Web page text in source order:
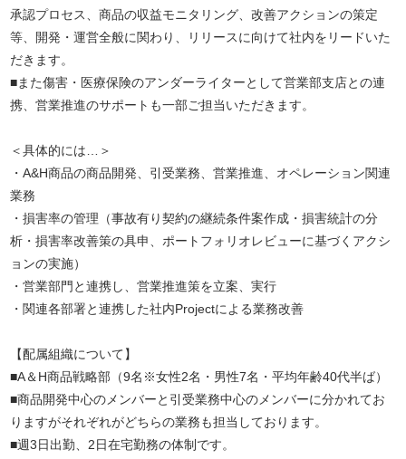
承認プロセス、商品の収益モニタリング、改善アクションの策定
等、開発・運営全般に関わり、リリースに向けて社内をリードいた
だきます。
■また傷害・医療保険のアンダーライターとして営業部支店との連
携、営業推進のサポートも一部ご担当いただきます。
＜具体的には…＞
・A&H商品の商品開発、引受業務、営業推進、オペレーション関連
業務
・損害率の管理（事故有り契約の継続条件案作成・損害統計の分
析・損害率改善策の具申、ポートフォリオレビューに基づくアクシ
ョンの実施）
・営業部門と連携し、営業推進策を立案、実行
・関連各部署と連携した社内Projectによる業務改善
【配属組織について】
■A＆H商品戦略部（9名※女性2名・男性7名・平均年齢40代半ば）
■商品開発中心のメンバーと引受業務中心のメンバーに分かれてお
りますがそれぞれがどちらの業務も担当しております。
■週3日出勤、2日在宅勤務の体制です。